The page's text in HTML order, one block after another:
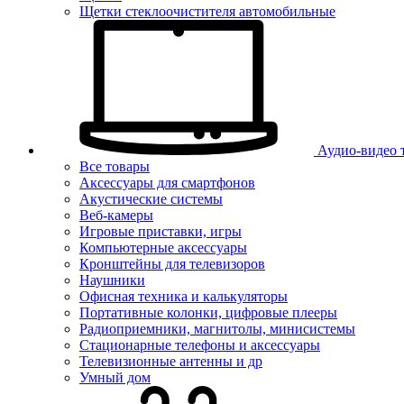
Щетки стеклоочистителя автомобильные
Аудио-видео
Все товары
Аксессуары для смартфонов
Акустические системы
Веб-камеры
Игровые приставки, игры
Компьютерные аксессуары
Кронштейны для телевизоров
Наушники
Офисная техника и калькуляторы
Портативные колонки, цифровые плееры
Радиоприемники, магнитолы, минисистемы
Стационарные телефоны и аксессуары
Телевизионные антенны и др
Умный дом